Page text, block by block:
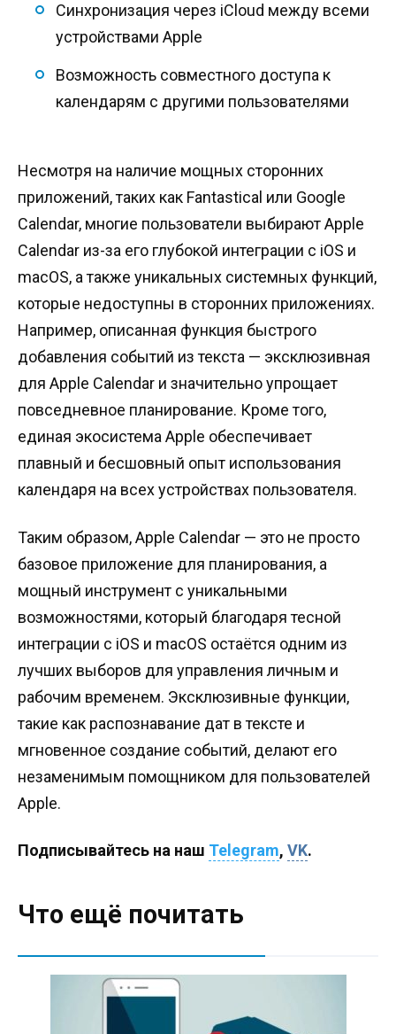
Синхронизация через iCloud между всеми
устройствами Apple
Возможность совместного доступа к
календарям с другими пользователями
Несмотря на наличие мощных сторонних
приложений, таких как Fantastical или Google
Calendar, многие пользователи выбирают Apple
Calendar из-за его глубокой интеграции с iOS и
macOS, а также уникальных системных функций,
которые недоступны в сторонних приложениях.
Например, описанная функция быстрого
добавления событий из текста — эксклюзивная
для Apple Calendar и значительно упрощает
повседневное планирование. Кроме того,
единая экосистема Apple обеспечивает
плавный и бесшовный опыт использования
календаря на всех устройствах пользователя.
Таким образом, Apple Calendar — это не просто
базовое приложение для планирования, а
мощный инструмент с уникальными
возможностями, который благодаря тесной
интеграции с iOS и macOS остаётся одним из
лучших выборов для управления личным и
рабочим временем. Эксклюзивные функции,
такие как распознавание дат в тексте и
мгновенное создание событий, делают его
незаменимым помощником для пользователей
Apple.
Подписывайтесь на наш Telegram, VK.
Что ещё почитать